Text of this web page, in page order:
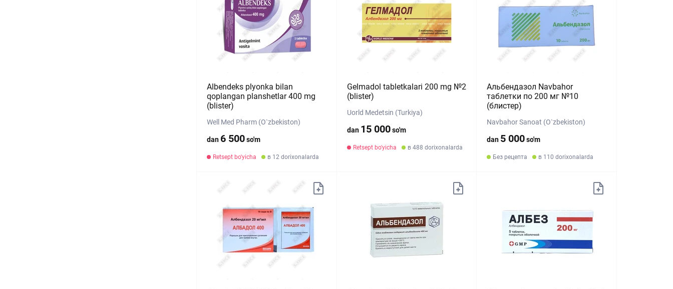
Albendeks plyonka bilan
qoplangan planshetlar 400 mg
(blister)
Well Med Pharm (O`zbekiston)
dan 6 500so'm
Retsept bo'yicha в 12 dorixonalarda
Gelmadol tabletkalari 200 mg №2
(blister)
Uorld Medetsin (Turkiya)
dan 15 000so'm
Retsept bo'yicha в 488 dorixonalarda
Альбендазол Navbahor
таблетки по 200 мг №10
(блистер)
Navbahor Sanoat (O`zbekiston)
dan 5 000so'm
Без рецепта в 110 dorixonalarda